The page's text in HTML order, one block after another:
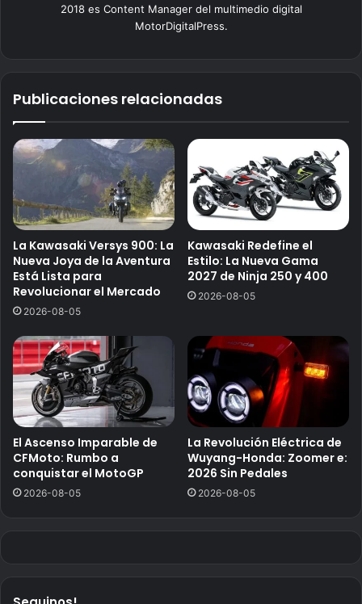
2018 es Content Manager del multimedio digital
MotorDigitalPress.
Publicaciones relacionadas
La Kawasaki Versys 900: La
Nueva Joya de la Aventura
Está Lista para
Revolucionar el Mercado
2026-08-05
Kawasaki Redefine el
Estilo: La Nueva Gama
2027 de Ninja 250 y 400
2026-08-05
El Ascenso Imparable de
CFMoto: Rumbo a
conquistar el MotoGP
2026-08-05
La Revolución Eléctrica de
Wuyang-Honda: Zoomer e:
2026 Sin Pedales
2026-08-05